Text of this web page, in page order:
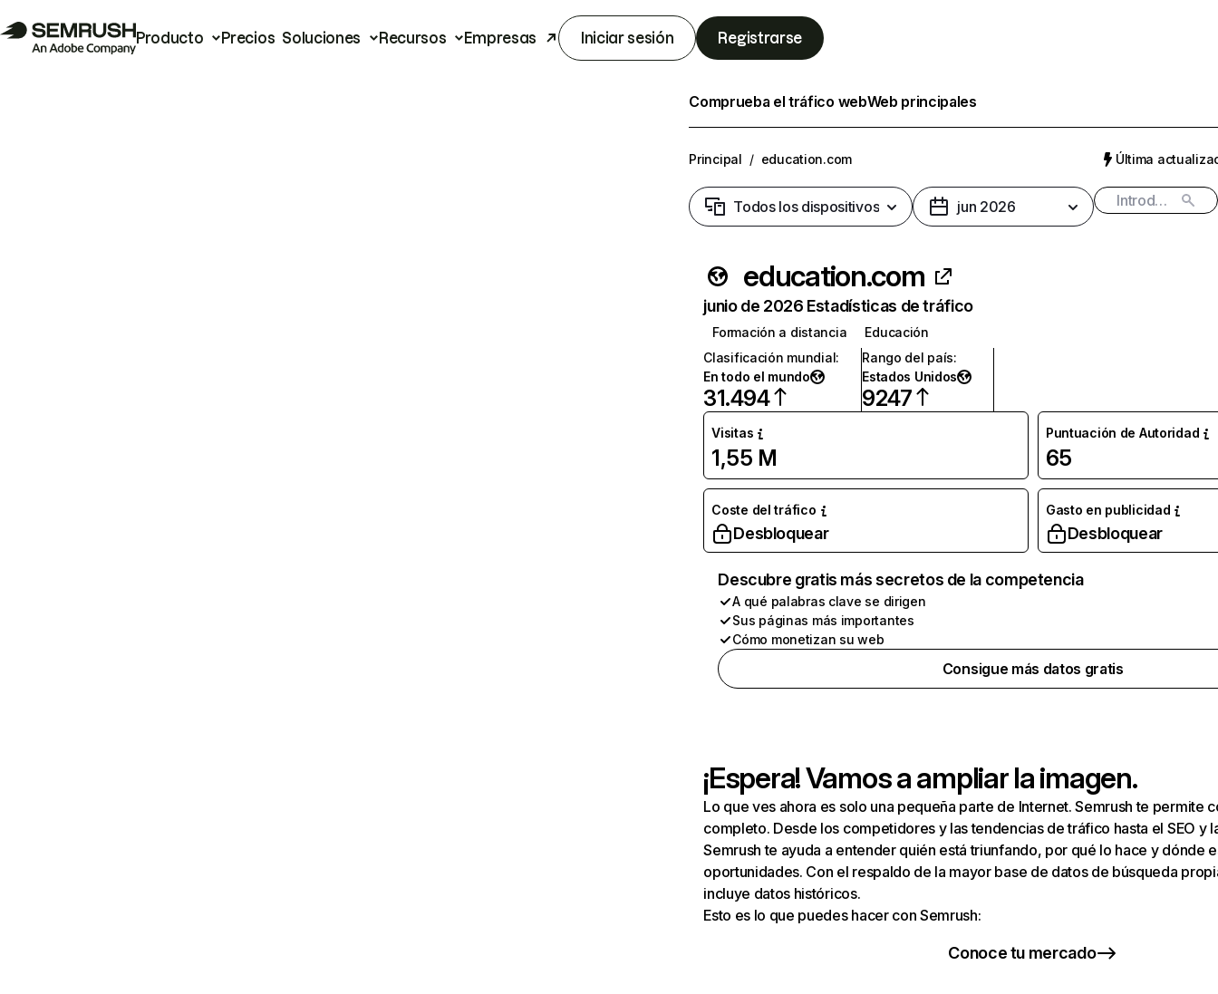
Producto Precios Soluciones Recursos Empresas Iniciar sesión Registrarse
Comprueba el tráfico webWeb principales
Principal / education.com Última
Todos los dispositivos jun 2026
education.com
junio de 2026 Estadísticas de tráfico
Formación a distancia
Educación
Clasificación mundial:
En todo el mundo
31.494
Rango del país:
Estados Unidos
9247
Visitas
1,55 M
Puntuación de Autoridad
65
Coste del tráfico
Desbloquear
Gasto en publicidad
Desbloquear
Descubre gratis más secretos de la competencia
A qué palabras clave se dirigen
Sus páginas más importantes
Cómo monetizan su web
Consigue más datos gratis
¡Espera! Vamos a ampliar la imagen.
Lo que ves ahora es solo una pequeña parte de Internet. Semrush te permite
completo. Desde los competidores y las tendencias de tráfico hasta el SEO y
Semrush te ayuda a entender quién está triunfando, por qué lo hace y dónde
oportunidades. Con el respaldo de la mayor base de datos de búsqueda
incluye datos históricos.
Esto es lo que puedes hacer con Semrush:
Conoce tu mercado